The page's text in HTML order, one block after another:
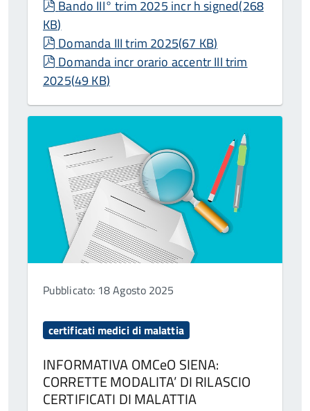
pdf
Bando III° trim 2025 incr h signed(268
KB)
pdf
Domanda III trim 2025(67 KB)
pdf
Domanda incr orario accentr III trim
2025(49 KB)
Pubblicato: 18 Agosto 2025
certificati medici di malattia
INFORMATIVA OMCeO SIENA:
CORRETTE MODALITA’ DI RILASCIO
CERTIFICATI DI MALATTIA